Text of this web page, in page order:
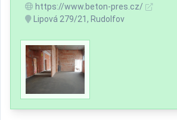
https://www.beton-pres.cz/
Lipová 279/21, Rudolfov